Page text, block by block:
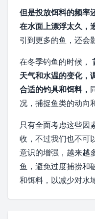
但是投放饵料的频率
在水面上漂浮太久，
引到更多的鱼，还会
在冬季钓鱼的时候，
天气和水温的变化，
合适的钓具和饵料，
况，捕捉鱼类的动向
只有全面考虑这些因
收，不过我们也不可
意识的增强，越来越
鱼，避免过度捕捞和
和饵料，以减少对水